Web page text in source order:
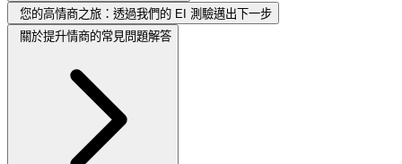
您的高情商之旅：透過我們的 EI 測驗邁出下一步
關於提升情商的常見問題解答